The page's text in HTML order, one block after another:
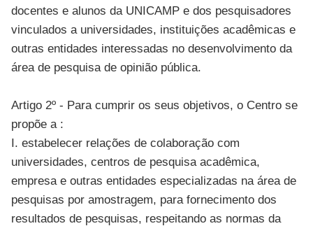
docentes e alunos da UNICAMP e dos pesquisadores
vinculados a universidades, instituições acadêmicas e
outras entidades interessadas no desenvolvimento da
área de pesquisa de opinião pública.
Artigo 2º - Para cumprir os seus objetivos, o Centro se
propõe a :
I. estabelecer relações de colaboração com
universidades, centros de pesquisa acadêmica,
empresa e outras entidades especializadas na área de
pesquisas por amostragem, para fornecimento dos
resultados de pesquisas, respeitando as normas da